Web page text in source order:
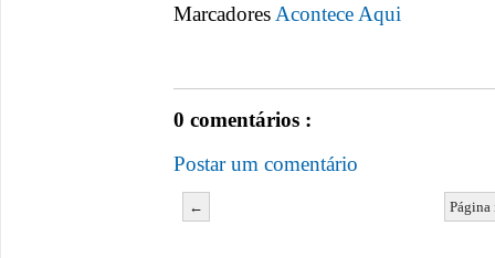
MarcadoresAcontece Aqui
0 comentários :
Postar um comentário
←